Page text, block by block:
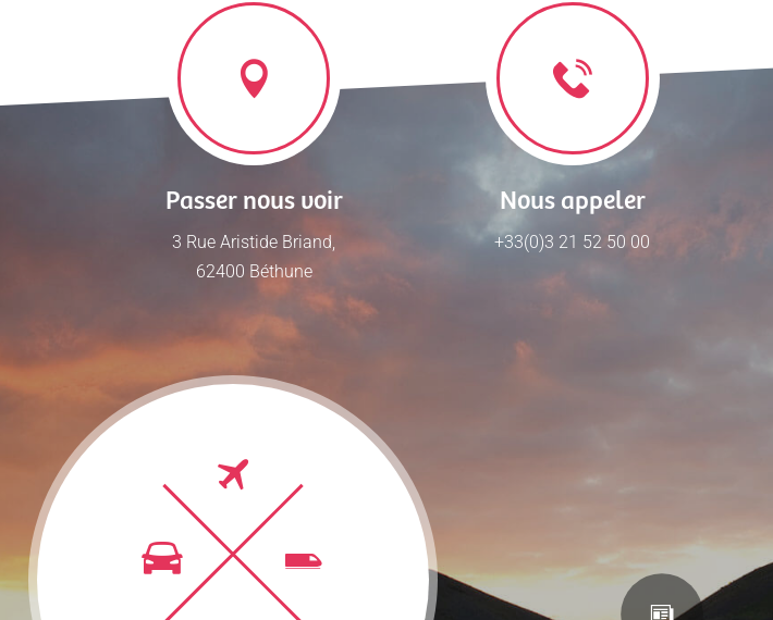
Passer nous voir
3 Rue Aristide Briand,
62400 Béthune
Nous appeler
+33(0)3 21 52 50 00